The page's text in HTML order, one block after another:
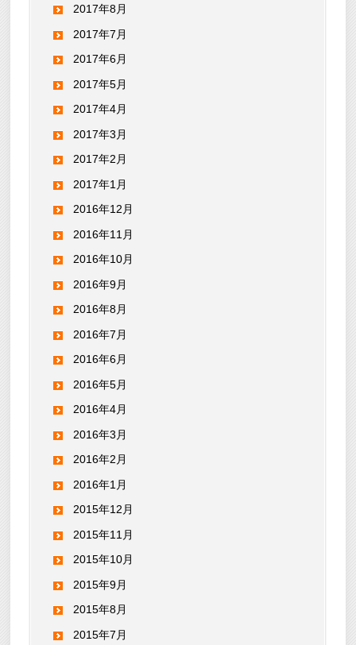
2017年8月
2017年7月
2017年6月
2017年5月
2017年4月
2017年3月
2017年2月
2017年1月
2016年12月
2016年11月
2016年10月
2016年9月
2016年8月
2016年7月
2016年6月
2016年5月
2016年4月
2016年3月
2016年2月
2016年1月
2015年12月
2015年11月
2015年10月
2015年9月
2015年8月
2015年7月